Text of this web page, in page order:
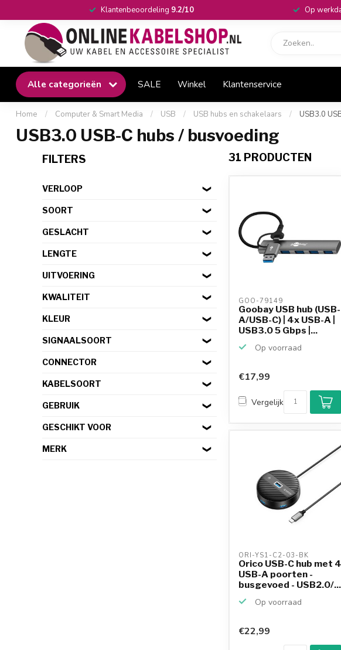
Klantenbeoordeling 9.2/10 Op
Alle categorieën SALE Winkel Klantenservice
Home / Computer & Smart Media / USB / USB hubs en schakelaars / USB3.0
USB3.0 USB-C hubs / busvoeding
FILTERS
VERLOOP
SOORT
GESLACHT
LENGTE
UITVOERING
KWALITEIT
KLEUR
SIGNAALSOORT
CONNECTOR
KABELSOORT
GEBRUIK
GESCHIKT VOOR
MERK
31 PRODUCTEN
GOO-79149
Goobay USB hub (USB-
A/USB-C) | 4x USB-A |
USB3.0 5 Gbps |...
Op voorraad
€17,99
Vergelijk
ORI-YS1-C2-03-BK
Orico USB-C hub met 4
USB-A poorten -
busgevoed - USB2.0/...
Op voorraad
€22,99